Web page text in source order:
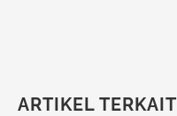
ARTIKEL TERKAIT